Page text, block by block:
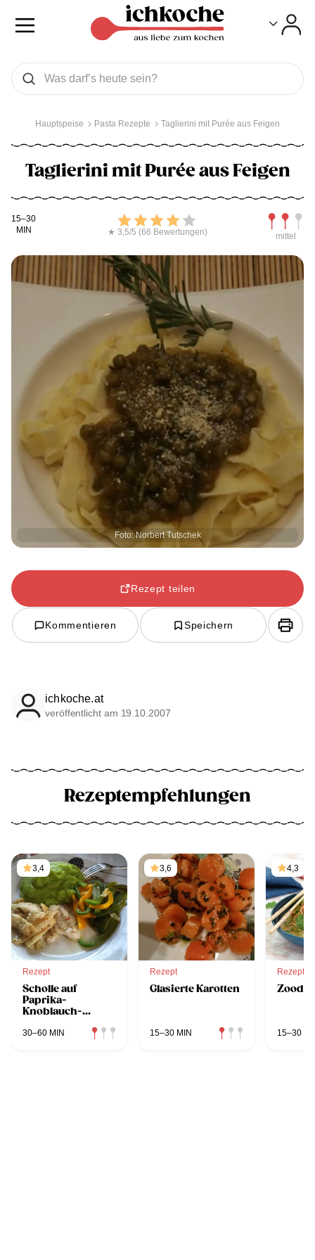
Was wollen Sie suchen
Suchen
Hauptspeise Pasta Rezepte Taglierini mit Purée aus Feigen
Taglierini mit Purée aus Feigen
Kochdauer
15–30
MIN
Bewerten
★ 3,5/5 (66 Bewertungen) mittel
Foto: Norbert Tutschek
Rezept teilen
Kommentieren Speichern
ichkoche.at
veröffentlicht am 19.10.2007
Rezeptempfehlungen
3,4
Rezept
Scholle auf
Paprika-
Knoblauch-
Erbsenpüree
30–60 MIN
3,6
Rezept
Glasierte Karotten
15–30 MIN
4,3
Rezept
15–30